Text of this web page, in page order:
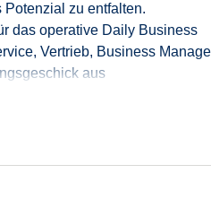
Potenzial zu entfalten.
das operative Daily Business
Vertrieb, Business
aus
und entwickelst neue
Denken, von Umsatz bis